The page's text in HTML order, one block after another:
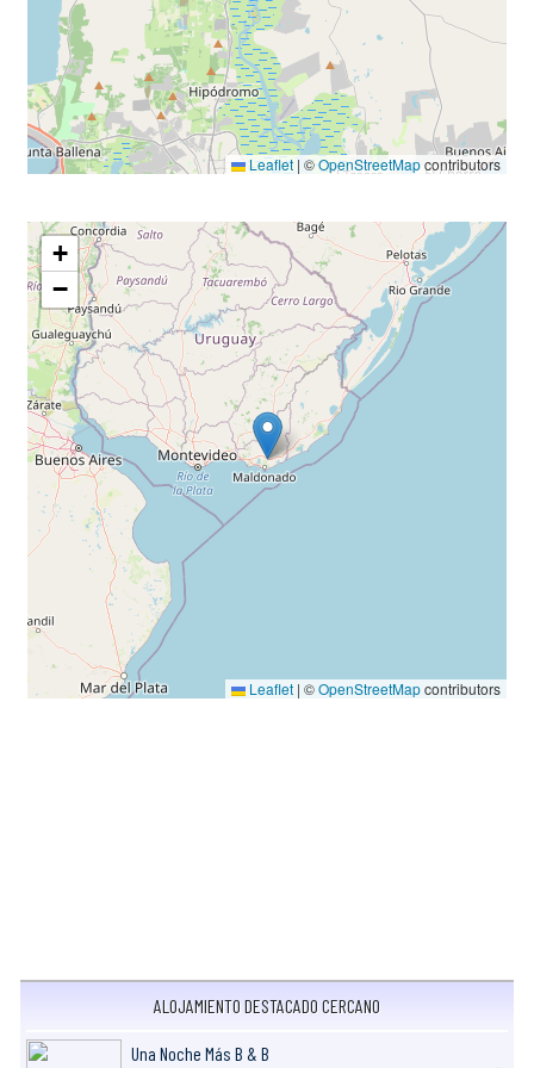
Leaflet | ©OpenStreetMapcontributors
+
−
Leaflet | ©OpenStreetMapcontributors
ALOJAMIENTO DESTACADO CERCANO
Una Noche Más B & B